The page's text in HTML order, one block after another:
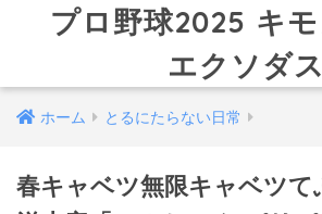
プロ野球2025 キ
エクソダス
ホーム とるにたらない日常
春キャベツ無限キャベツて